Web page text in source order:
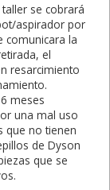
se cobrará
aspirador por
comunicara la
el
resarcimiento
meses
una mal uso
que no tienen
de Dyson
que se